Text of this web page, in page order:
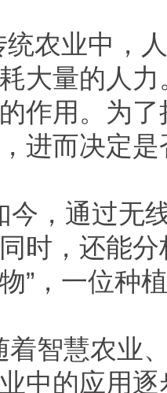
农业中，人
大量的人
作用。为
进而决定
，通过无
时，还能
”，一位种
智慧农业、
中的应用